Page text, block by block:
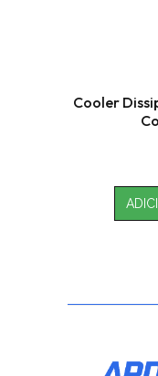
Cooler